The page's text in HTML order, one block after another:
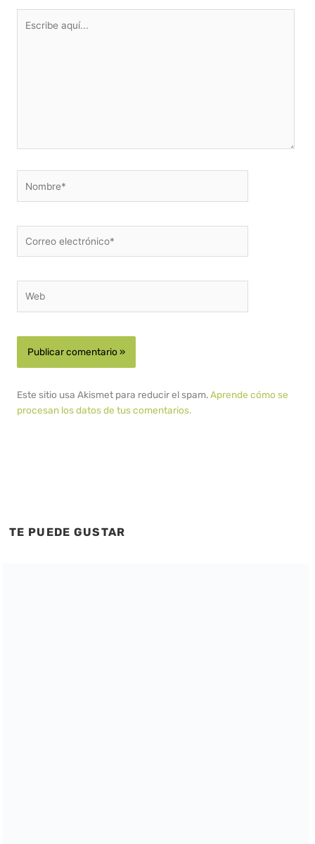
aquí...
electrónico*
Este sitio usa Akismet para reducir el spam.Aprende cómo se
procesan los datos de tus comentarios.
TE PUEDE GUSTAR